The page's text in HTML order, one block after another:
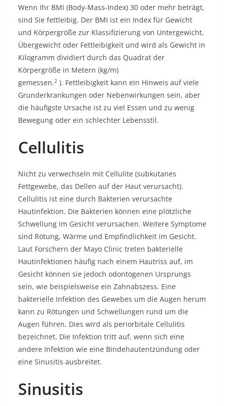
Wenn Ihr BMI (Body-Mass-Index) 30 oder mehr beträgt,
sind Sie fettleibig. Der BMI ist ein Index für Gewicht
und Körpergröße zur Klassifizierung von Untergewicht,
Übergewicht oder Fettleibigkeit und wird als Gewicht in
Kilogramm dividiert durch das Quadrat der
Körpergröße in Metern (kg/m)
gemessen.2 ). Fettleibigkeit kann ein Hinweis auf viele
Grunderkrankungen oder Nebenwirkungen sein, aber
die häufigste Ursache ist zu viel Essen und zu wenig
Bewegung oder ein schlechter Lebensstil.
Cellulitis
Nicht zu verwechseln mit Cellulite (subkutanes
Fettgewebe, das Dellen auf der Haut verursacht).
Cellulitis ist eine durch Bakterien verursachte
Hautinfektion. Die Bakterien können eine plötzliche
Schwellung im Gesicht verursachen. Weitere Symptome
sind Rötung, Wärme und Empfindlichkeit im Gesicht.
Laut Forschern der Mayo Clinic treten bakterielle
Hautinfektionen häufig nach einem Hautriss auf, im
Gesicht können sie jedoch odontogenen Ursprungs
sein, wie beispielsweise ein Zahnabszess. Eine
bakterielle Infektion des Gewebes um die Augen herum
kann zu Rötungen und Schwellungen rund um die
Augen führen. Dies wird als periorbitale Cellulitis
bezeichnet. Die Infektion tritt auf, wenn sich eine
andere Infektion wie eine Bindehautentzündung oder
eine Sinusitis ausbreitet.
Sinusitis